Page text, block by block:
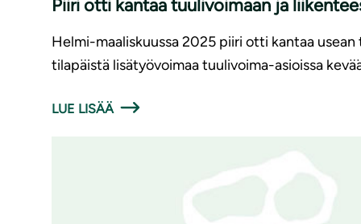
Piiri otti kantaa tuulivoimaan ja
Helmi-maaliskuussa 2025 piiri otti kantaa
tilapäistä lisätyövoimaa tuulivoima-asioissa
LUE LISÄÄ